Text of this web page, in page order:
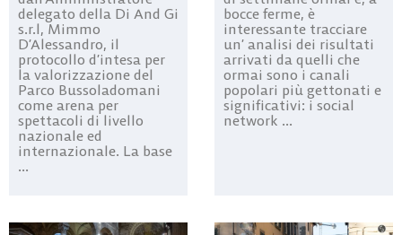
delegato della Di And Gi
s.r.l, Mimmo
D’Alessandro, il
protocollo d’intesa per
la valorizzazione del
Parco Bussoladomani
come arena per
spettacoli di livello
nazionale ed
internazionale. La base
...
bocce ferme, è
interessante tracciare
un’ analisi dei risultati
arrivati da quelli che
ormai sono i canali
popolari più gettonati e
significativi: i social
network ...